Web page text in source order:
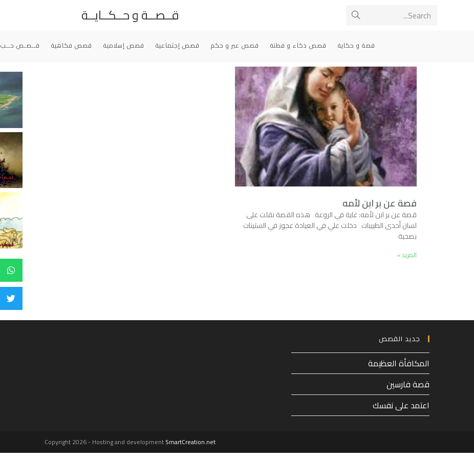
Search... قــصــة و حــكــايــة
قصة و حكاية قصص ذكاء و فطنة قصص عبر و حكم قصص إجتماعية قصص إسلامية قصص فكاهية قــصـص حــب
فصة عن بر ابن لأمه
قصة عن بر ابن لأمه: غاية في الروعة هذه القصة نقلت على
لسان أحدى الطبيبات دخلت علي في العيادة عجوز في الستينات
بصحبة
المزيد »
جديد القصص
المكافأة العظيمة
قصة فارسين
اعتمد على نفسك
Copyright 2026 - Hosting and developmentSmartCreation.net